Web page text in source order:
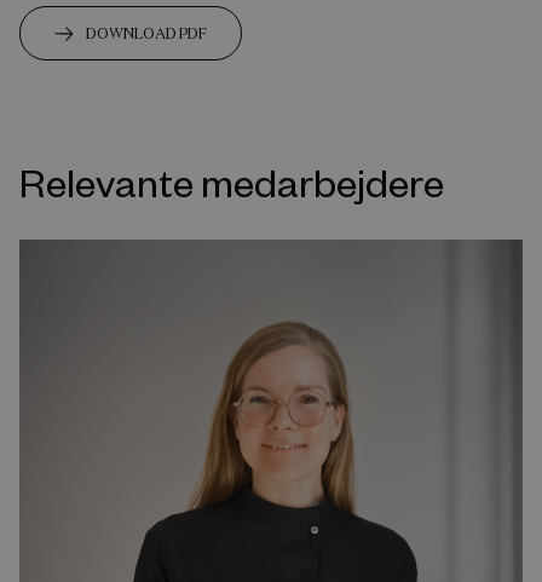
DOWNLOAD PDF
Relevante medarbejdere